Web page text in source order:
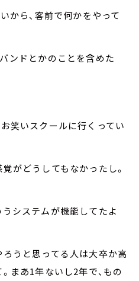
から、客前で何かをやって
ンドとかのことを含めた
笑いスクールに行くってい
がどうしてもなかったし。
システムが機能してたよ
ろうと思ってる人は大卒か高
まあ1年ないし2年で、もの